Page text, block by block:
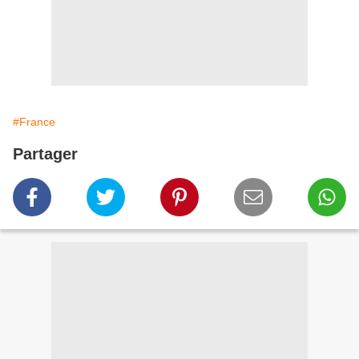
#France
Partager